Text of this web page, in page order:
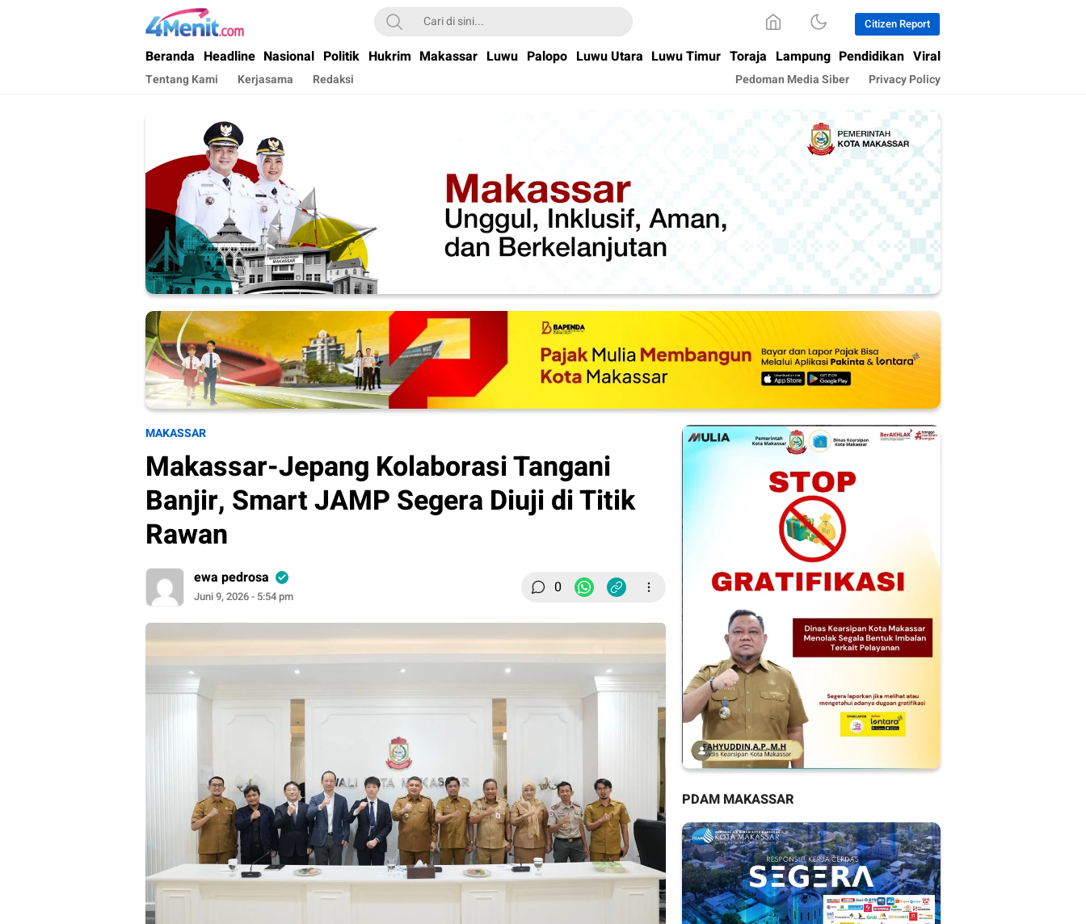
4menit.com
Mengungkap Kisah, Setiap Hari
Citizen Report
Beranda Headline Nasional Politik Hukrim Makassar Luwu Palopo Luwu Utara Luwu Timur Toraja Lampung Pendidikan Viral
Tentang Kami Kerjasama Redaksi Pedoman Media Siber Privacy Policy
MAKASSAR
Makassar-Jepang Kolaborasi Tangani
Banjir, Smart JAMP Segera Diuji di Titik
Rawan
ewa pedrosa
Juni 9, 2026 - 5:54 pm 0
PDAM MAKASSAR